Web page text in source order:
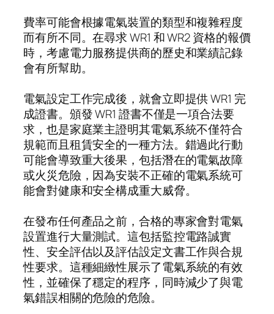
費率可能會根據電氣裝置的類型和複雜程度
而有所不同。在尋求 WR1 和 WR2 資格的報價
時，考慮電力服務提供商的歷史和業績記錄
會有所幫助。
電氣設定工作完成後，就會立即提供 WR1 完
成證書。頒發 WR1 證書不僅是一項合法要
求，也是家庭業主證明其電氣系統不僅符合
規範而且租賃安全的一種方法。錯過此行動
可能會導致重大後果，包括潛在的電氣故障
或火災危險，因為安裝不正確的電氣系統可
能會對健康和安全構成重大威脅。
在發布任何產品之前，合格的專家會對電氣
設置進行大量測試。這包括監控電路誠實
性、安全評估以及評估設定文書工作與合規
性要求。這種細緻性展示了電氣系統的有效
性，並確保了穩定的程序，同時減少了與電
氣錯誤相關的危險的危險。